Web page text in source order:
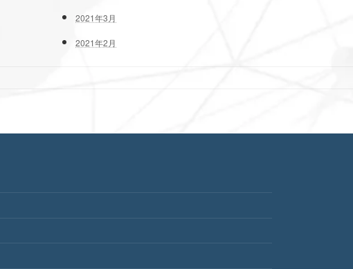
2021年3月
2021年2月